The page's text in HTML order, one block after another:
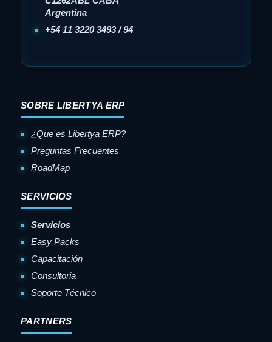
Argentina
+54 11 3220 3493 / 94
SOBRE LIBERTYA ERP
¿Que es Libertya ERP?
Preguntas Frecuentes
RoadMap
SERVICIOS
Servicios
Easy Packs
Capacitación
Consultoria
Soporte Técnico
PARTNERS